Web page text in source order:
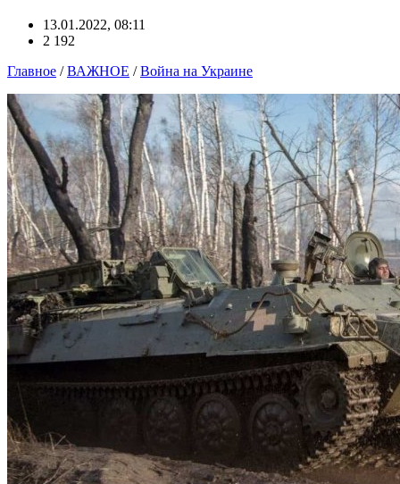
13.01.2022, 08:11
2 192
Главное /ВАЖНОЕ /Война на Украине